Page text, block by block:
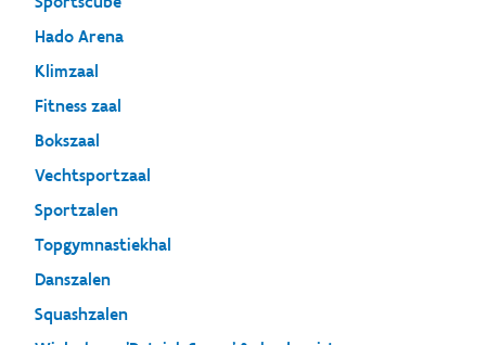
Hado Arena
Klimzaal
Fitness zaal
Bokszaal
Vechtsportzaal
Sportzalen
Topgymnastiekhal
Danszalen
Squashzalen